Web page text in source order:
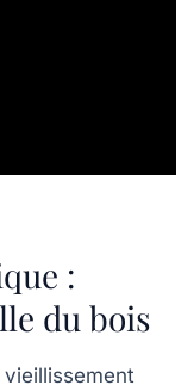
:
du bois